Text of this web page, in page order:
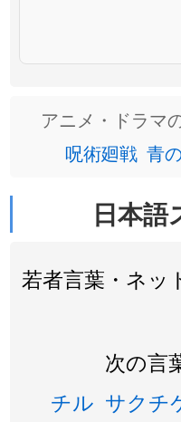
アニメ・ドラマ
呪術廻戦 青
日本語
若者言葉・ネッ
次の言
チル サクチ